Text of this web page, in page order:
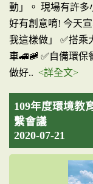
動」。 現場有許
好有創意唷! 今天
我這樣做」 ✅搭乘
車🚄🚞 ✅自備環保
做好.. <詳全文>
109年度環境教
繫會議
2020-07-21